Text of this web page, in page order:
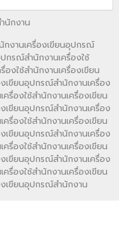
นักงาน
กงานเครื่องเขียนอุปกรณ์
กรณ์สำนักงานเครื่องใช้
งใช้สำนักงานเครื่องเขียน
เขียนอุปกรณ์สำนักงานเครื่อง
รื่องใช้สำนักงานเครื่องเขียน
เขียนอุปกรณ์สำนักงานเครื่อง
รื่องใช้สำนักงานเครื่องเขียน
เขียนอุปกรณ์สำนักงานเครื่อง
รื่องใช้สำนักงานเครื่องเขียน
เขียนอุปกรณ์สำนักงานเครื่อง
รื่องใช้สำนักงานเครื่องเขียน
เขียนอุปกรณ์สำนักงาน